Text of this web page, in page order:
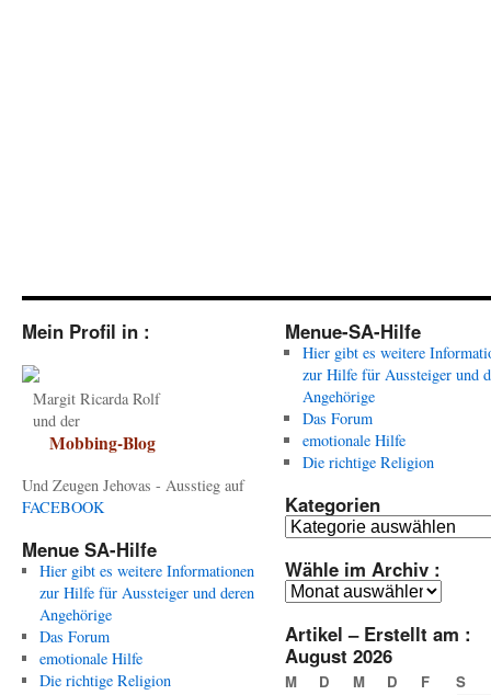
Mein Profil in :
Margit Ricarda Rolf
und der
Mobbing-Blog
Und Zeugen Jehovas - Ausstieg auf
FACEBOOK
Menue SA-Hilfe
Hier gibt es weitere Informationen
zur Hilfe für Aussteiger und deren
Angehörige
Das Forum
emotionale Hilfe
Die richtige Religion
Menue-SA-Hilfe
Hier gibt es weitere
zur Hilfe für Aussteiger und
Angehörige
Das Forum
emotionale Hilfe
Die richtige Religion
Kategorien
Kategorien
Wähle im Archiv :
Wähle
Archiv
:
Artikel – Erstellt am :
August 2026
M D M D F S